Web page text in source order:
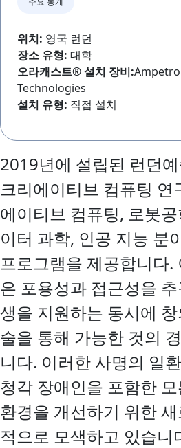
위치: 영국 런던
장소 유형: 대학
오라캐스트®설치 장비:
Technologies
설치 유형: 직접 설치
2019년에 설립된 런던
크리에이티브 컴퓨팅 연
에이티브 컴퓨팅, 로봇
이터 과학, 인공 지능 분
프로그램을 제공합니다.
은 포용성과 접근성을
생을 지원하는 동시에
술을 통해 가능한 것의
니다. 이러한 사명의 일
청각 장애인을 포함한
환경을 개선하기 위한
적으로 모색하고 있습니